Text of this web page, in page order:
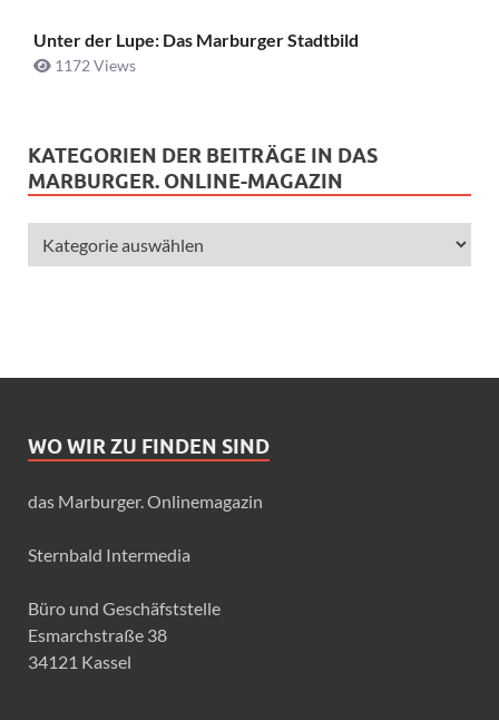
Unter der Lupe: Das Marburger Stadtbild
1172 Views
KATEGORIEN DER BEITRÄGE IN DAS
MARBURGER. ONLINE-MAGAZIN
WO WIR ZU FINDEN SIND
das Marburger. Onlinemagazin
Sternbald Intermedia
Büro und Geschäfststelle
Esmarchstraße 38
34121 Kassel